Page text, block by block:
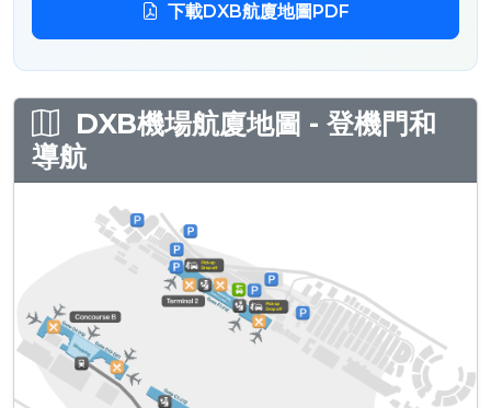
下載DXB航廈地圖PDF
DXB機場航廈地圖 - 登機門和
導航